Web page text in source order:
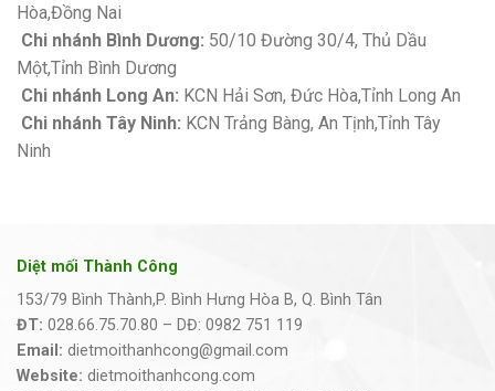
Hòa,Đồng Nai
Chi nhánh Bình Dương: 50/10 Đường 30/4, Thủ Dầu
Một,Tỉnh Bình Dương
Chi nhánh Long An: KCN Hải Sơn, Đức Hòa,Tỉnh Long An
Chi nhánh Tây Ninh: KCN Trảng Bàng, An Tịnh,Tỉnh Tây
Ninh
Diệt mối Thành Công
153/79 Bình Thành,P. Bình Hưng Hòa B, Q. Bình Tân
ĐT: 028.66.75.70.80 – DĐ: 0982 751 119
Email: dietmoithanhcong@gmail.com
Website: dietmoithanhcong.com